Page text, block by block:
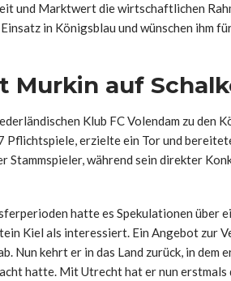
und Marktwert die wirtschaftlichen
in Königsblau und wünschen ihm
Murkin auf
Klub FC Volendam zu den
Pflichtspiele, erzielte ein Tor und
Stammspieler, während sein direkter
hatte es Spekulationen über
Kiel als interessiert. Ein Angebot zur
Nun kehrt er in das Land zurück, in dem
hatte. Mit Utrecht hat er nun erstmals